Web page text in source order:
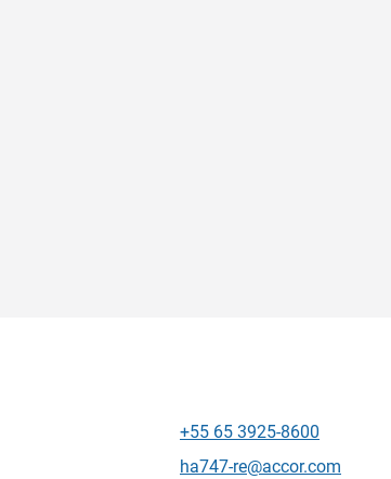
Telefone
+55 65 3925-8600
E-mail de contacto
ha747-re@accor.com